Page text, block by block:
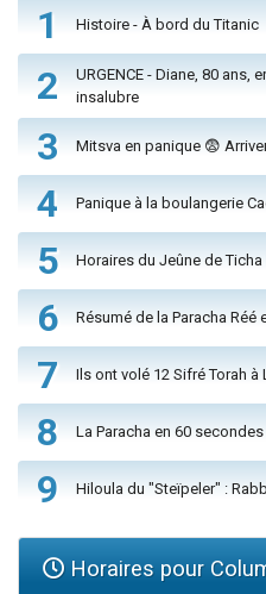
1 Histoire - À bord du Titanic
2
URGENCE - Diane, 80 ans,
insalubre
3 Mitsva en panique 😨
4 Panique à la boulangerie
5 Horaires du Jeûne de Ticha
6 Résumé de la Paracha Réé
7 Ils ont volé 12 Sifré Torah
8 La Paracha en 60 secondes
9 Hiloula du "Steïpeler" :
Horaires pour